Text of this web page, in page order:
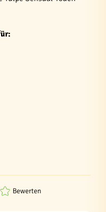
Bewerten